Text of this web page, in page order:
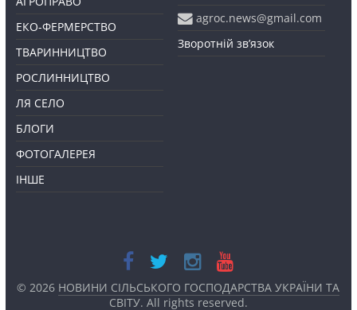
ЕКО-ФЕРМЕРСТВО
ТВАРИННИЦТВО
РОСЛИННИЦТВО
ЛЯ СЕЛО
БЛОГИ
ФОТОГАЛЕРЕЯ
ІНШЕ
agroc.news@gmail.com
Зворотній зв’язок
© 2026 НОВИНИ СІЛЬСЬКОГО ГОСПОДАРСТВА УКРАЇНИ ТА
СВІТУ. All rights reserved.